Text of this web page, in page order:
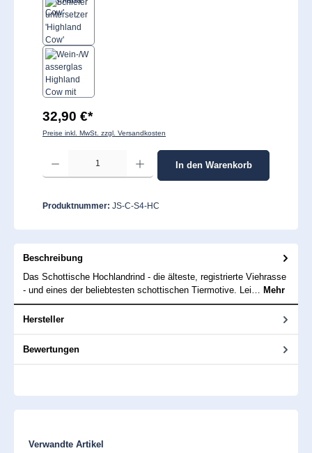
32,90 €*
Preise inkl. MwSt. zzgl. Versandkosten
Produkt Anzahl: Gib den gewünschten Wert ein oder benutze die Schaltflächen
In den Warenkorb
Produktnummer: JS-C-S4-HC
Beschreibung
Das Schottische Hochlandrind - die älteste, registrierte Viehrasse
- und eines der beliebtesten schottischen Tiermotive. Lei… Mehr
Hersteller
Bewertungen
Produktgalerie überspringen
Verwandte Artikel